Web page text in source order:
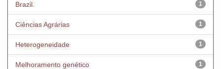
1
Brazil.
1
Ciências Agrárias
1
Heterogeneidade
1
Melhoramento genético